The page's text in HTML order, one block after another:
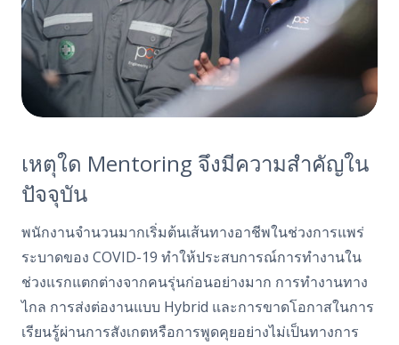
เหตุใด Mentoring จึงมีความสำคัญใน
ปัจจุบัน
พนักงานจำนวนมากเริ่มต้นเส้นทางอาชีพในช่วงการแพร่
ระบาดของ COVID-19 ทำให้ประสบการณ์การทำงานใน
ช่วงแรกแตกต่างจากคนรุ่นก่อนอย่างมาก การทำงานทาง
ไกล การส่งต่องานแบบ Hybrid และการขาดโอกาสในการ
เรียนรู้ผ่านการสังเกตหรือการพูดคุยอย่างไม่เป็นทางการ